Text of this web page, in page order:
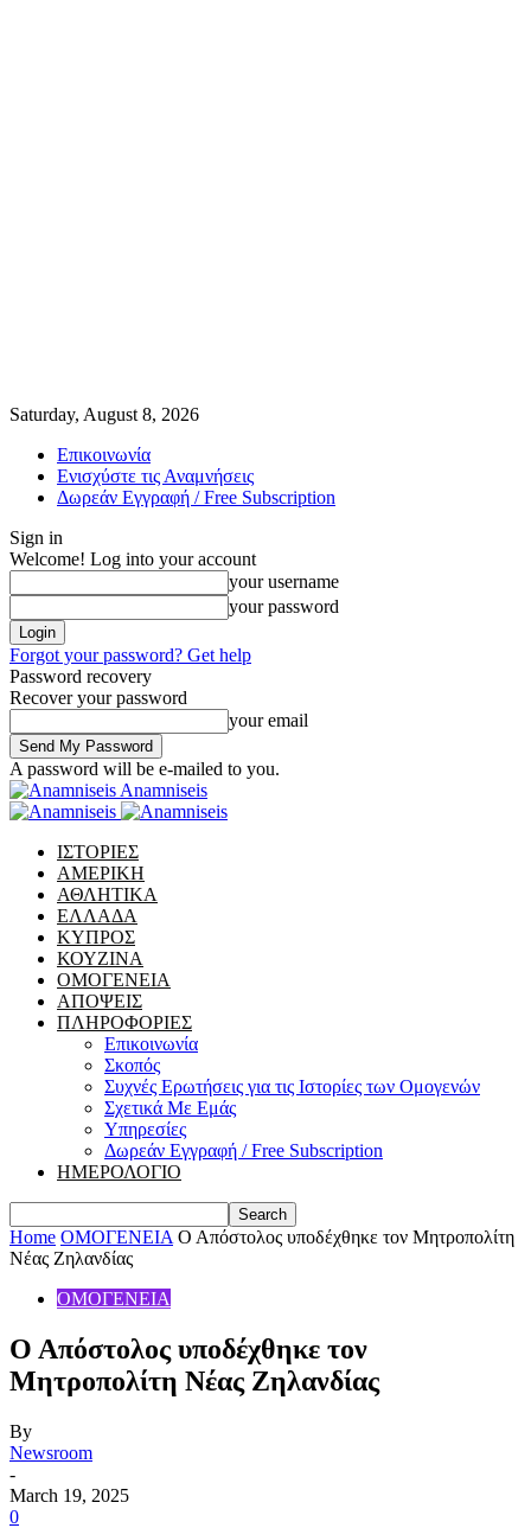
Saturday, August 8, 2026
Επικοινωνία
Ενισχύστε τις Αναμνήσεις
Δωρεάν Εγγραφή / Free Subscription
Sign in
Welcome! Log into your account
your username
your password
Forgot your password? Get help
Password recovery
Recover your password
your email
A password will be e-mailed to you.
Anamniseis
ΙΣΤΟΡΙΕΣ
ΑΜΕΡΙΚΗ
ΑΘΛΗΤΙΚΑ
ΕΛΛΑΔΑ
ΚΥΠΡΟΣ
ΚΟΥΖΙΝΑ
ΟΜΟΓΕΝΕΙΑ
ΑΠΟΨΕΙΣ
ΠΛΗΡΟΦΟΡΙΕΣ
Επικοινωνία
Σκοπός
Συχνές Ερωτήσεις για τις Ιστορίες των Ομογενών
Σχετικά Με Εμάς
Υπηρεσίες
Δωρεάν Εγγραφή / Free Subscription
ΗΜΕΡΟΛΟΓΙΟ
Home ΟΜΟΓΕΝΕΙΑ Ο Απόστολος υποδέχθηκε τον Μητροπολίτη
Νέας Ζηλανδίας
ΟΜΟΓΕΝΕΙΑ
Ο Απόστολος υποδέχθηκε τον
Μητροπολίτη Νέας Ζηλανδίας
By
Newsroom
-
March 19, 2025
0